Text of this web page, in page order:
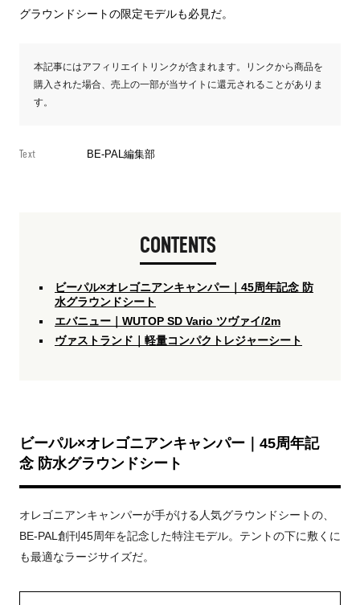
グラウンドシートの限定モデルも必見だ。
本記事にはアフィリエイトリンクが含まれます。リンクから商品を
購入された場合、売上の一部が当サイトに還元されることがありま
す。
Text BE-PAL編集部
CONTENTS
ビーパル×オレゴニアンキャンパー｜45周年記念 防
水グラウンドシート
エバニュー｜WUTOP SD Vario ツヴァイ/2m
ヴァストランド｜軽量コンパクトレジャーシート
ビーパル×オレゴニアンキャンパー｜45周年記
念 防水グラウンドシート
オレゴニアンキャンパーが手がける人気グラウンドシートの、
BE-PAL創刊45周年を記念した特注モデル。テントの下に敷くに
も最適なラージサイズだ。